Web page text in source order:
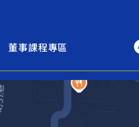
董事課程專區